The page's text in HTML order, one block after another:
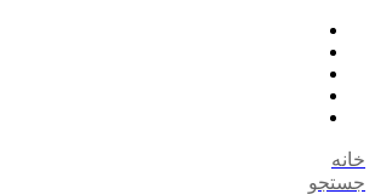
خانه
جستجو